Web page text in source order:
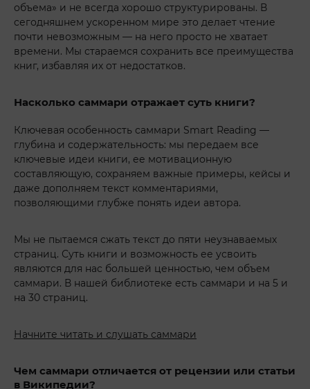
объема» и не всегда хорошо структурированы. В
сегодняшнем ускоренном мире это делает чтение
почти невозможным — на него просто не хватает
времени. Мы стараемся сохранить все преимущества
книг, избавляя их от недостатков.
Насколько саммари отражает суть книги?
Ключевая особенность саммари Smart Reading —
глубина и содержательность: мы передаем все
ключевые идеи книги, ее мотивационную
составляющую, сохраняем важные примеры, кейсы и
даже дополняем текст комментариями,
позволяющими глубже понять идеи автора.
Мы не пытаемся сжать текст до пяти неузнаваемых
страниц. Суть книги и возможность ее усвоить
являются для нас большей ценностью, чем объем
саммари. В нашей библиотеке есть саммари и на 5 и
на 30 страниц.
Начните читать и слушать саммари
Чем саммари отличается от рецензии или статьи
в Википедии?